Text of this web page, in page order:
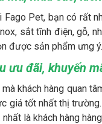
Fago Pet, bạn có rất
sắt tĩnh điện, gỗ,
được sản phẩm ưng ý.
ưu đãi, khuyến
khách hàng quan
giá tốt nhất thị
là khách hàng